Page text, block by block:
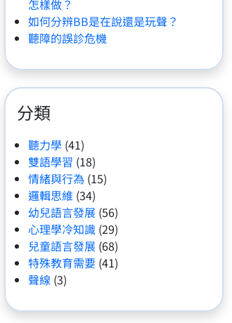
怎樣做？
如何分辨BB是在說還是玩聲？
聽障的誤診危機
分類
聽力學 (41)
雙語學習 (18)
情緒與行為 (15)
邏輯思維 (34)
幼兒語言發展 (56)
心理學冷知識 (29)
兒童語言發展 (68)
特殊教育需要 (41)
聲線 (3)